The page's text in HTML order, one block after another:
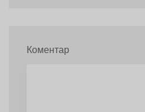
Коментар